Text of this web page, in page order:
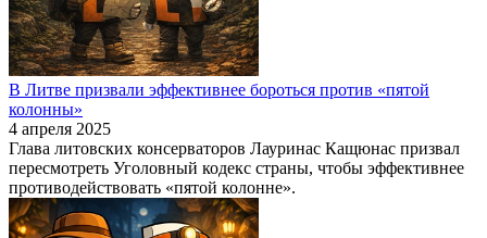
В Литве призвали эффективнее бороться против «пятой
колонны»
4 апреля 2025
Глава литовских консерваторов Лауринас Кащюнас призвал
пересмотреть Уголовный кодекс страны, чтобы эффективнее
противодействовать «пятой колонне».